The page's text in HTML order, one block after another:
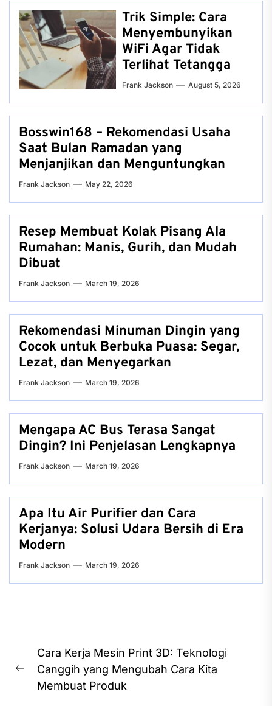
Trik Simple: Cara
Menyembunyikan
WiFi Agar Tidak
Terlihat Tetangga
Frank Jackson August 5, 2026
Bosswin168 – Rekomendasi Usaha
Saat Bulan Ramadan yang
Menjanjikan dan Menguntungkan
Frank Jackson May 22, 2026
Resep Membuat Kolak Pisang Ala
Rumahan: Manis, Gurih, dan Mudah
Dibuat
Frank Jackson March 19, 2026
Rekomendasi Minuman Dingin yang
Cocok untuk Berbuka Puasa: Segar,
Lezat, dan Menyegarkan
Frank Jackson March 19, 2026
Mengapa AC Bus Terasa Sangat
Dingin? Ini Penjelasan Lengkapnya
Frank Jackson March 19, 2026
Apa Itu Air Purifier dan Cara
Kerjanya: Solusi Udara Bersih di Era
Modern
Frank Jackson March 19, 2026
navigation
Previous
post:
Cara Kerja Mesin Print 3D: Teknologi
Canggih yang Mengubah Cara Kita
Membuat Produk